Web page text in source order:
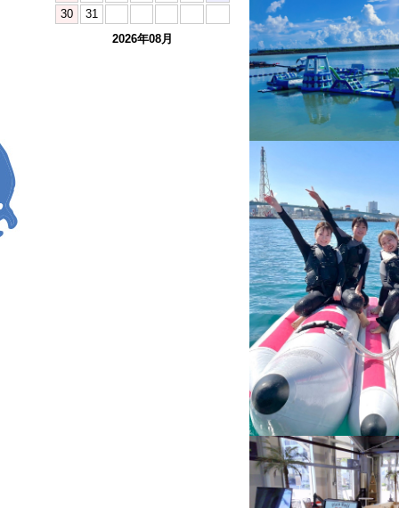
30
31
2026年08月